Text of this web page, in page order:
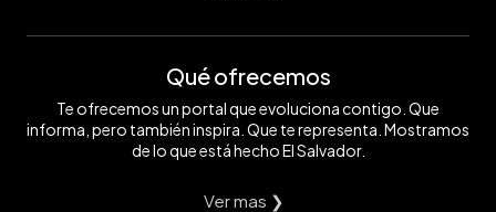
Qué ofrecemos
Te ofrecemos un portal que evoluciona contigo. Que
informa, pero también inspira. Que te representa. Mostramos
de lo que está hecho El Salvador.
Ver mas ❯